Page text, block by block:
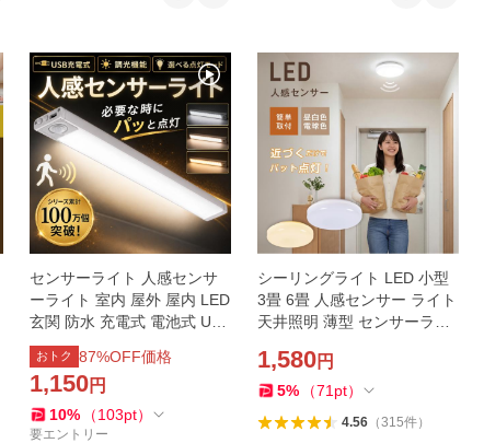
センサーライト 人感センサ
ーライト 室内 屋外 屋内 LED
玄関 防水 充電式 電池式 USB
カーポート トイレ 小型 防犯
自動 点灯 フットライト 足元
灯
おトク 87%OFF価格
1,150円
10% （103pt）
要エントリー
シーリングライト LED 小型
3畳 6畳 人感センサー ライト
天井照明 薄型 センサーライ
洗面所 玄関灯 廊下 階段 灯
節電 LED照明
1,580円
5% （71 pt）
4.56（315件）